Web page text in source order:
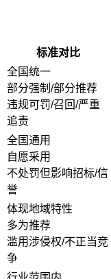
标准对比
全国统一
部分强制/部分推荐
违规可罚/召回/严重
追责
全国通用
自愿采用
不处罚但影响招标/信
誉
体现地域特性
多为推荐
滥用涉侵权/不正当竞
争